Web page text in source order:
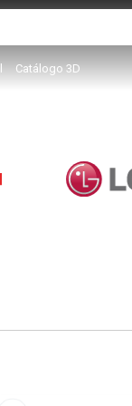
Catálogo 3D